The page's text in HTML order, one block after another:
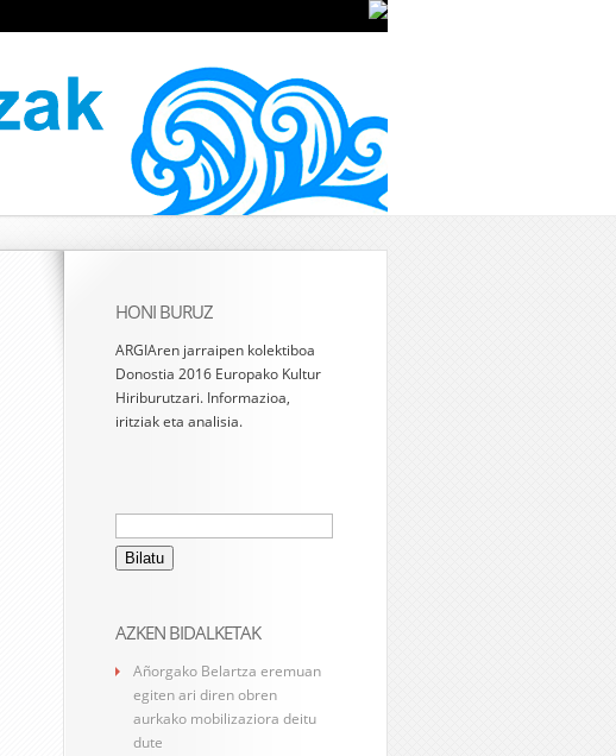
HONI BURUZ
ARGIAren jarraipen kolektiboa
Donostia 2016 Europako Kultur
Hiriburutzari. Informazioa,
iritziak eta analisia.
Bilatu:
AZKEN BIDALKETAK
Añorgako Belartza eremuan
egiten ari diren obren
aurkako mobilizaziora deitu
dute